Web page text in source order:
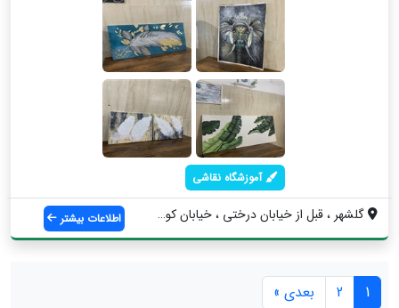
آموزشگاه نقاشی
گلشهر ، قبل از خیابان درختی ، خیابان کوک... اطلاعات بیشتر
1
2 بعدی »